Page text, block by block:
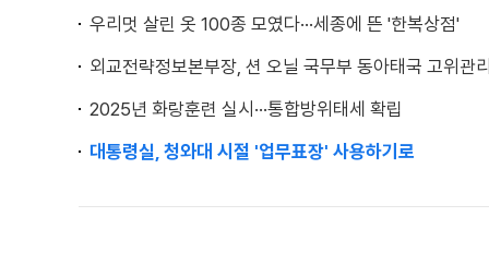
우리멋 살린 옷 100종 모였다···세종에 뜬 '한복상점'
외교전략정보본부장, 션 오닐 국무부 동아태국 고위관
2025년 화랑훈련 실시···통합방위태세 확립
대통령실, 청와대 시절 '업무표장' 사용하기로